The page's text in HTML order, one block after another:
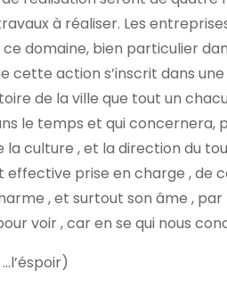
à réaliser. Les
domaine, bien particulier
cette action s’inscrit dans
de la ville que tout un
le temps et qui
la culture , et la direction du
effective prise en charge , de
, et surtout son âme ,
voir , car en se qui nous